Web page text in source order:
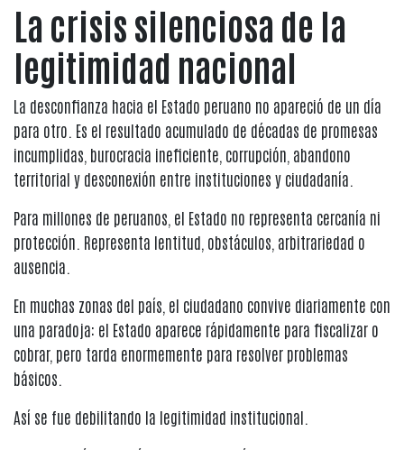
La crisis silenciosa de la
legitimidad nacional
La desconfianza hacia el Estado peruano no apareció de un día
para otro. Es el resultado acumulado de décadas de promesas
incumplidas, burocracia ineficiente, corrupción, abandono
territorial y desconexión entre instituciones y ciudadanía.
Para millones de peruanos, el Estado no representa cercanía ni
protección. Representa lentitud, obstáculos, arbitrariedad o
ausencia.
En muchas zonas del país, el ciudadano convive diariamente con
una paradoja: el Estado aparece rápidamente para fiscalizar o
cobrar, pero tarda enormemente para resolver problemas
básicos.
Así se fue debilitando la legitimidad institucional.